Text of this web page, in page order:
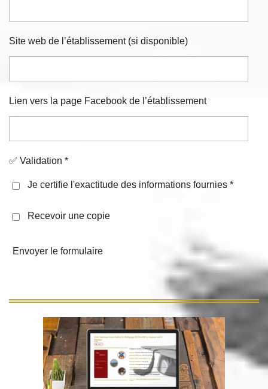
Site web de l’établissement (si disponible)
Lien vers la page Facebook de l’établissement
✅ Validation *
Je certifie l'exactitude des informations fournies *
Recevoir une copie
Envoyer le formulaire